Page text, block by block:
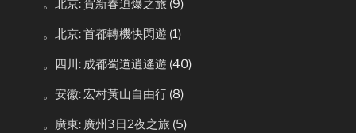
。北京: 賀新春迫爆之旅 (9)
。北京: 首都轉機快閃遊 (1)
。四川: 成都蜀道逍遙遊 (40)
。安徽: 宏村黃山自由行 (8)
。廣東: 廣州3日2夜之旅 (5)